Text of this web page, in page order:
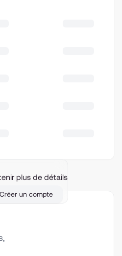
plus de détails
Créer un compte